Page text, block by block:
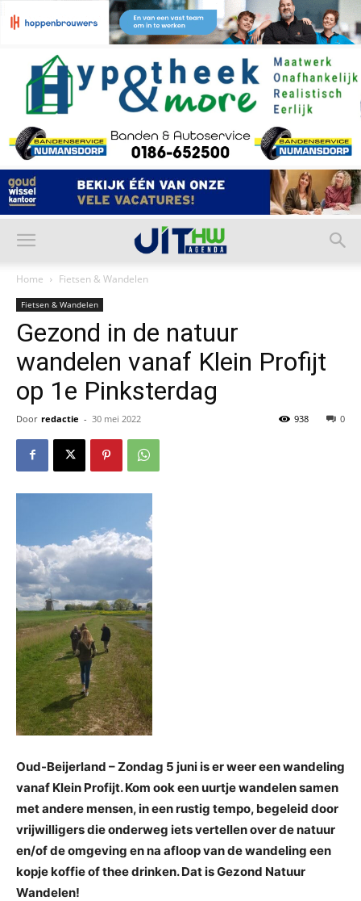
Home Fietsen & Wandelen
Fietsen & Wandelen
Gezond in de natuur
wandelen vanaf Klein Profijt
op 1e Pinksterdag
Door redactie - 30 mei 2022 0
938
Oud-Beijerland – Zondag 5 juni is er weer een wandeling
vanaf Klein Profijt. Kom ook een uurtje wandelen samen
met andere mensen, in een rustig tempo, begeleid door
vrijwilligers die onderweg iets vertellen over de natuur
en/of de omgeving en na afloop van de wandeling een
kopje koffie of thee drinken. Dat is Gezond Natuur
Wandelen!